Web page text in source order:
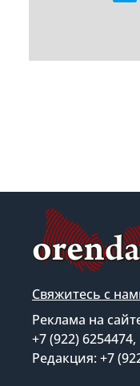
Свяжитесь с
Реклама на
+7 (922)
Редакция: +7